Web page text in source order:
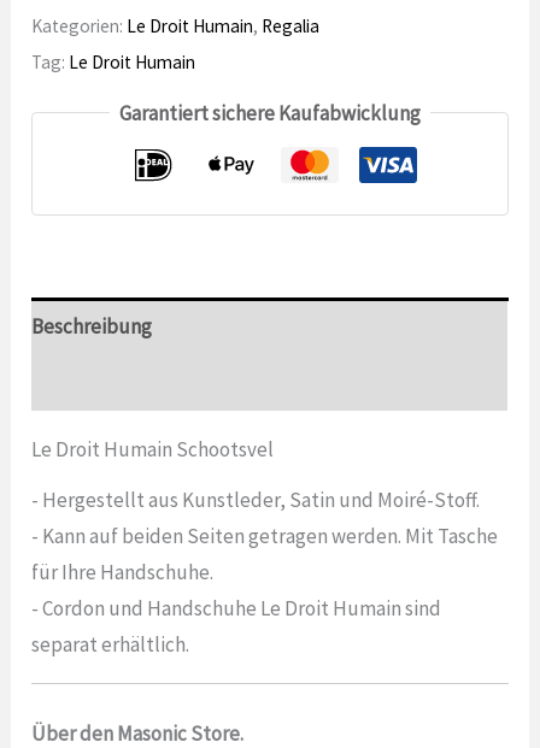
Humain
Schootsvel,
Kategorien: Le Droit Humain, Regalia
Tag: Le Droit Humain
Garantiert sichere Kaufabwicklung
Beschreibung
Le Droit Humain Schootsvel
- Hergestellt aus Kunstleder, Satin und Moiré-Stoff.
- Kann auf beiden Seiten getragen werden. Mit Tasche
für Ihre Handschuhe.
- Cordon und Handschuhe Le Droit Humain sind
separat erhältlich.
Über den Masonic Store.